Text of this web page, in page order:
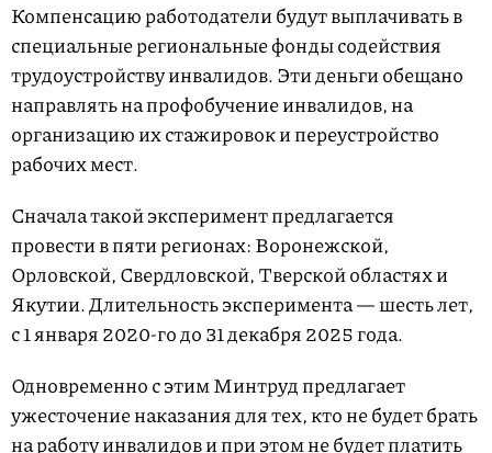
Компенсацию работодатели будут выплачивать в
специальные региональные фонды содействия
трудоустройству инвалидов. Эти деньги обещано
направлять на профобучение инвалидов, на
организацию их стажировок и переустройство
рабочих мест.
Сначала такой эксперимент предлагается
провести в пяти регионах: Воронежской,
Орловской, Свердловской, Тверской областях и
Якутии. Длительность эксперимента — шесть лет,
с 1 января 2020-го до 31 декабря 2025 года.
Одновременно с этим Минтруд предлагает
ужесточение наказания для тех, кто не будет брать
на работу инвалидов и при этом не будет платить